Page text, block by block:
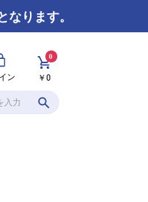
ります。
ン
0
￥0